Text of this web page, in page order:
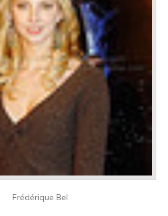
Frédérique Bel